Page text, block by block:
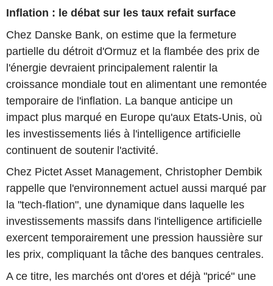
Inflation : le débat sur les taux refait surface
Chez Danske Bank, on estime que la fermeture
partielle du détroit d'Ormuz et la flambée des prix de
l'énergie devraient principalement ralentir la
croissance mondiale tout en alimentant une remontée
temporaire de l'inflation. La banque anticipe un
impact plus marqué en Europe qu'aux Etats-Unis, où
les investissements liés à l'intelligence artificielle
continuent de soutenir l'activité.
Chez Pictet Asset Management, Christopher Dembik
rappelle que l'environnement actuel aussi marqué par
la "tech-flation", une dynamique dans laquelle les
investissements massifs dans l'intelligence artificielle
exercent temporairement une pression haussière sur
les prix, compliquant la tâche des banques centrales.
A ce titre, les marchés ont d'ores et déjà "pricé" une